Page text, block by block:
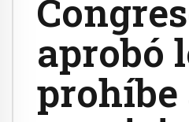
aprobó
prohíbe